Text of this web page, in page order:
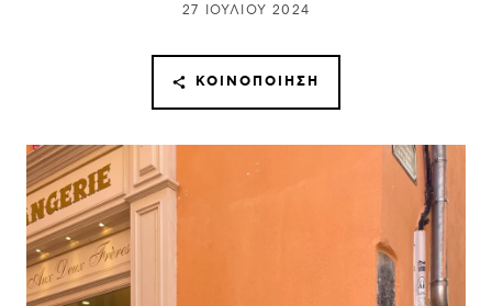
27 ΙΟΥΛΊΟΥ 2024
ΚΟΙΝΟΠΟΊΗΣΗ